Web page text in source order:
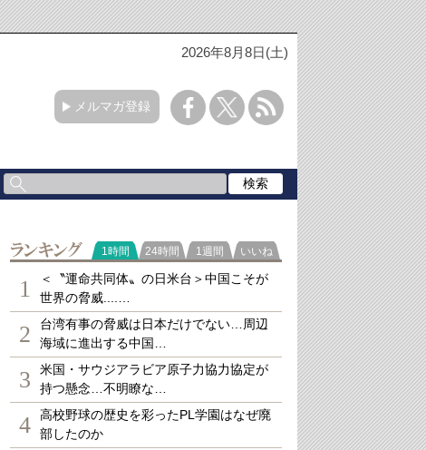
2026年8月8日(土)
メルマガ登録
ランキング
1時間 24時間 1週間 いいね
1
＜〝運命共同体〟の日米台＞中国こそが
世界の脅威....…
2
台湾有事の脅威は日本だけでない…周辺
海域に進出する中国…
3
米国・サウジアラビア原子力協力協定が
持つ懸念…不明瞭な…
4
高校野球の歴史を彩ったPL学園はなぜ廃
部したのか